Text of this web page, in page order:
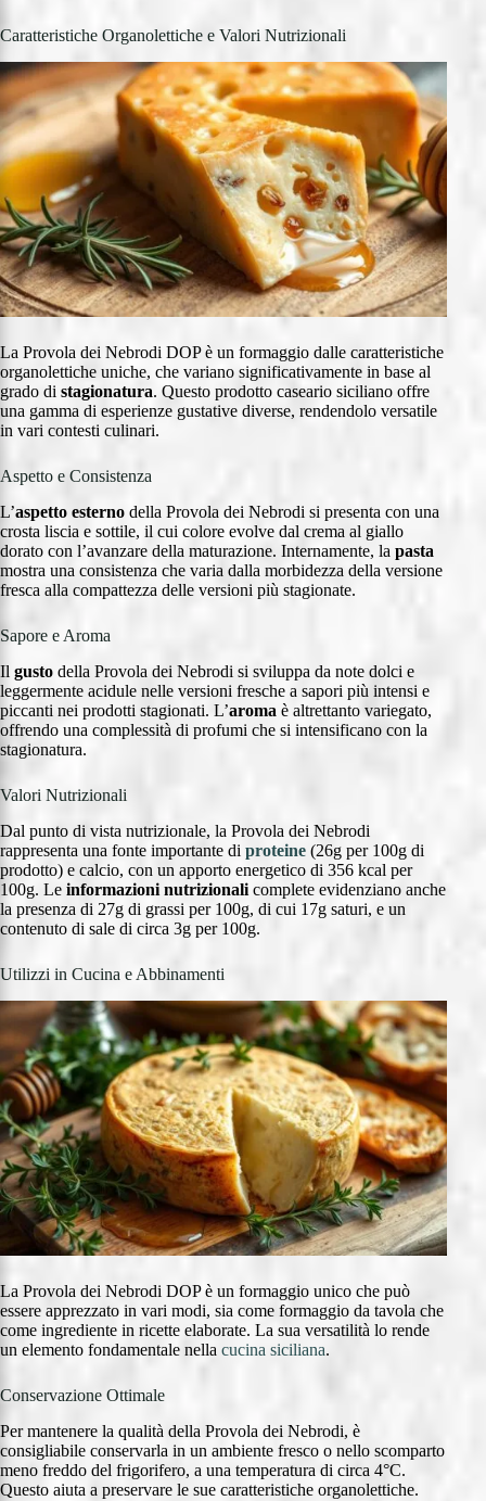
Caratteristiche Organolettiche e Valori Nutrizionali
La Provola dei Nebrodi DOP è un formaggio dalle caratteristiche
organolettiche uniche, che variano significativamente in base al
grado di stagionatura. Questo prodotto caseario siciliano offre
una gamma di esperienze gustative diverse, rendendolo versatile
in vari contesti culinari.
Aspetto e Consistenza
L’aspetto esterno della Provola dei Nebrodi si presenta con una
crosta liscia e sottile, il cui colore evolve dal crema al giallo
dorato con l’avanzare della maturazione. Internamente, la pasta
mostra una consistenza che varia dalla morbidezza della versione
fresca alla compattezza delle versioni più stagionate.
Sapore e Aroma
Il gusto della Provola dei Nebrodi si sviluppa da note dolci e
leggermente acidule nelle versioni fresche a sapori più intensi e
piccanti nei prodotti stagionati. L’aroma è altrettanto variegato,
offrendo una complessità di profumi che si intensificano con la
stagionatura.
Valori Nutrizionali
Dal punto di vista nutrizionale, la Provola dei Nebrodi
rappresenta una fonte importante di proteine (26g per 100g di
prodotto) e calcio, con un apporto energetico di 356 kcal per
100g. Le informazioni nutrizionali complete evidenziano anche
la presenza di 27g di grassi per 100g, di cui 17g saturi, e un
contenuto di sale di circa 3g per 100g.
Utilizzi in Cucina e Abbinamenti
La Provola dei Nebrodi DOP è un formaggio unico che può
essere apprezzato in vari modi, sia come formaggio da tavola che
come ingrediente in ricette elaborate. La sua versatilità lo rende
un elemento fondamentale nella cucina siciliana.
Conservazione Ottimale
Per mantenere la qualità della Provola dei Nebrodi, è
consigliabile conservarla in un ambiente fresco o nello scomparto
meno freddo del frigorifero, a una temperatura di circa 4°C.
Questo aiuta a preservare le sue caratteristiche organolettiche.